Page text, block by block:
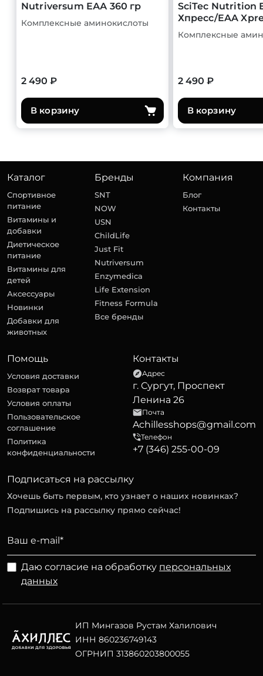
Nutriversum ЕАА 360 гр
Комплексные аминокислоты
2 490 ₽
В корзину
SciTec Nutrition
Хпресс/EAA
Комплексные
2 490 ₽
В корзину
Каталог
Спортивное
питание
Витамины и
добавки
Диетическое
питание
Витамины для
детей
Аксессуары
Новинки
Добавки для
животных
Бренды
SNT
NOW
USN
ChildLife
Just Fit
Nutriversum
Enzymedica
Life Extension
Fitness Formula
Все бренды
Компания
Блог
Контакты
Помощь
Условия доставки
Возврат товара
Условия оплаты
Пользовательское
соглашение
Политика
конфиденциальности
Контакты
Адрес
г. Сургут, Проспект
Ленина 26
Почта
Achillesshops@gmail.com
Телефон
+7 (346) 255-00-09
Подписаться на рассылку
Хочешь быть первым, кто узнает о наших новинках?
Подпишись на рассылку прямо сейчас!
Даю согласие на обработку персональных
данных
ИП Мингазов Рустам Халилович
ИНН 860236749143
ОГРНИП 313860203800055